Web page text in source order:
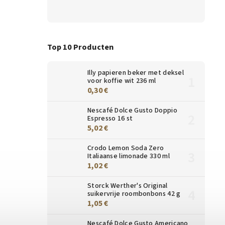
Top 10 Producten
Illy papieren beker met deksel
voor koffie wit 236 ml
0,30 €
Nescafé Dolce Gusto Doppio
Espresso 16 st
5,02 €
Crodo Lemon Soda Zero
Italiaanse limonade 330 ml
1,02 €
Storck Werther's Original
suikervrije roombonbons 42 g
1,05 €